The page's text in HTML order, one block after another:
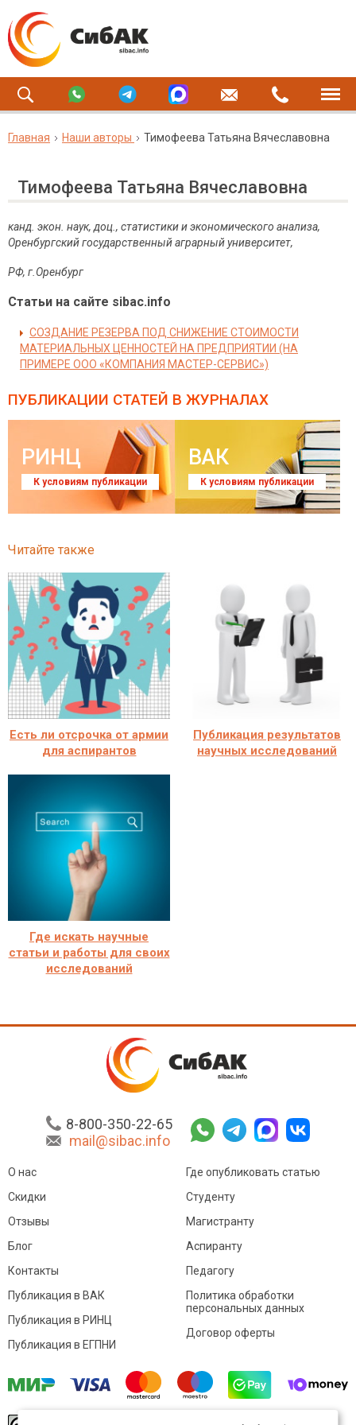
Главная Наши авторы Тимофеева Татьяна Вячеславовна
Тимофеева Татьяна Вячеславовна
канд. экон. наук, доц., статистики и экономического анализа,
Оренбургский государственный аграрный университет,
РФ, г.Оренбург
Статьи на сайте sibac.info
СОЗДАНИЕ РЕЗЕРВА ПОД СНИЖЕНИЕ СТОИМОСТИ
МАТЕРИАЛЬНЫХ ЦЕННОСТЕЙ НА ПРЕДПРИЯТИИ (НА
ПРИМЕРЕ ООО «КОМПАНИЯ МАСТЕР-СЕРВИС»)
ПУБЛИКАЦИИ СТАТЕЙ В ЖУРНАЛАХ
РИНЦ
К условиям публикации
ВАК
К условиям публикации
Читайте также
Есть ли отсрочка от армии
для аспирантов
Публикация результатов
научных исследований
Где искать научные
статьи и работы для своих
исследований
8-800-350-22-65
mail@sibac.info
О нас
Скидки
Отзывы
Блог
Контакты
Где опубликовать статью
Студенту
Магистранту
Аспиранту
Педагогу
Публикация в ВАК
Публикация в РИНЦ
Публикация в ЕГПНИ
Политика обработки
персональных данных
Договор оферты